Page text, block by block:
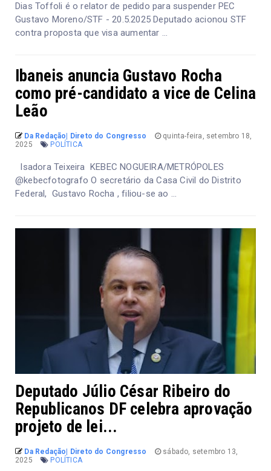
Dias Toffoli é o relator de pedido para suspender PEC
Gustavo Moreno/STF - 20.5.2025 Deputado acionou STF
contra proposta que visa aumentar ...
Ibaneis anuncia Gustavo Rocha
como pré-candidato a vice de Celina
Leão
Da Redação| Direto do Congresso
quinta-feira, setembro 18,
2025
POLÍTICA
Isadora Teixeira KEBEC NOGUEIRA/METRÓPOLES
@kebecfotografo O secretário da Casa Civil do Distrito
Federal, Gustavo Rocha , filiou-se ao ...
Deputado Júlio César Ribeiro do
Republicanos DF celebra aprovação
projeto de lei...
Da Redação| Direto do Congresso
sábado, setembro 13,
2025
POLÍTICA